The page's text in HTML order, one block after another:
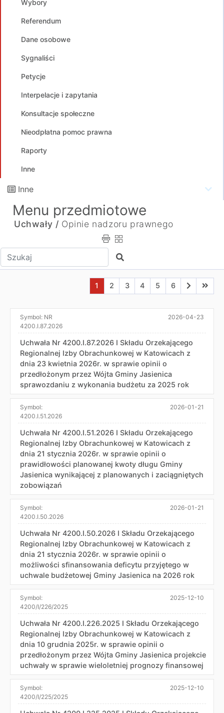
Wybory
Referendum
Dane osobowe
Sygnaliści
Petycje
Interpelacje i zapytania
Konsultacje społeczne
Nieodpłatna pomoc prawna
Raporty
Inne
Inne
Menu przedmiotowe
Uchwały / Opinie nadzoru prawnego
Wpisz tekst do wyszukania Szukaj
Aktualna strona nr 1
1 Przejdź do strony nr 2
2 Przejdź do strony nr 3
3 Przejdź do strony nr 4
4 Przejdź do strony
5 Przejdź do
6 Przejdź
Symbol: NR
4200.I.87.2026
2026-04-23
Uchwała Nr 4200.I.87.2026 I Składu Orzekającego
Regionalnej Izby Obrachunkowej w Katowicach z
dnia 23 kwietnia 2026r. w sprawie opinii o
przedłożonym przez Wójta Gminy Jasienica
sprawozdaniu z wykonania budżetu za 2025 rok
Symbol:
4200.I.51.2026
2026-01-21
Uchwała Nr 4200.I.51.2026 I Składu Orzekającego
Regionalnej Izby Obrachunkowej w Katowicach z
dnia 21 stycznia 2026r. w sprawie opinii o
prawidłowości planowanej kwoty długu Gminy
Jasienica wynikającej z planowanych i zaciągniętych
zobowiązań
Symbol:
4200.I.50.2026
2026-01-21
Uchwała Nr 4200.I.50.2026 I Składu Orzekającego
Regionalnej Izby Obrachunkowej w Katowicach z
dnia 21 stycznia 2026r. w sprawie opinii o
możliwości sfinansowania deficytu przyjętego w
uchwale budżetowej Gminy Jasienica na 2026 rok
Symbol:
4200/I/226/2025
2025-12-10
Uchwała Nr 4200.I.226.2025 I Składu Orzekającego
Regionalnej Izby Obrachunkowej w Katowicach z
dnia 10 grudnia 2025r. w sprawie opinii o
przedłożonym przez Wójta Gminy Jasienica projekcie
uchwały w sprawie wieloletniej prognozy finansowej
Symbol:
4200/I/225/2025
2025-12-10